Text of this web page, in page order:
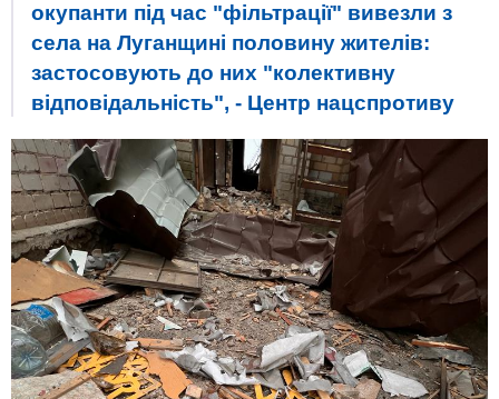
окупанти під час "фільтрації" вивезли з
села на Луганщині половину жителів:
застосовують до них "колективну
відповідальність", - Центр нацспротиву